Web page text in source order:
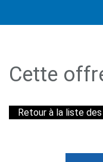
Cette
Retour à la liste